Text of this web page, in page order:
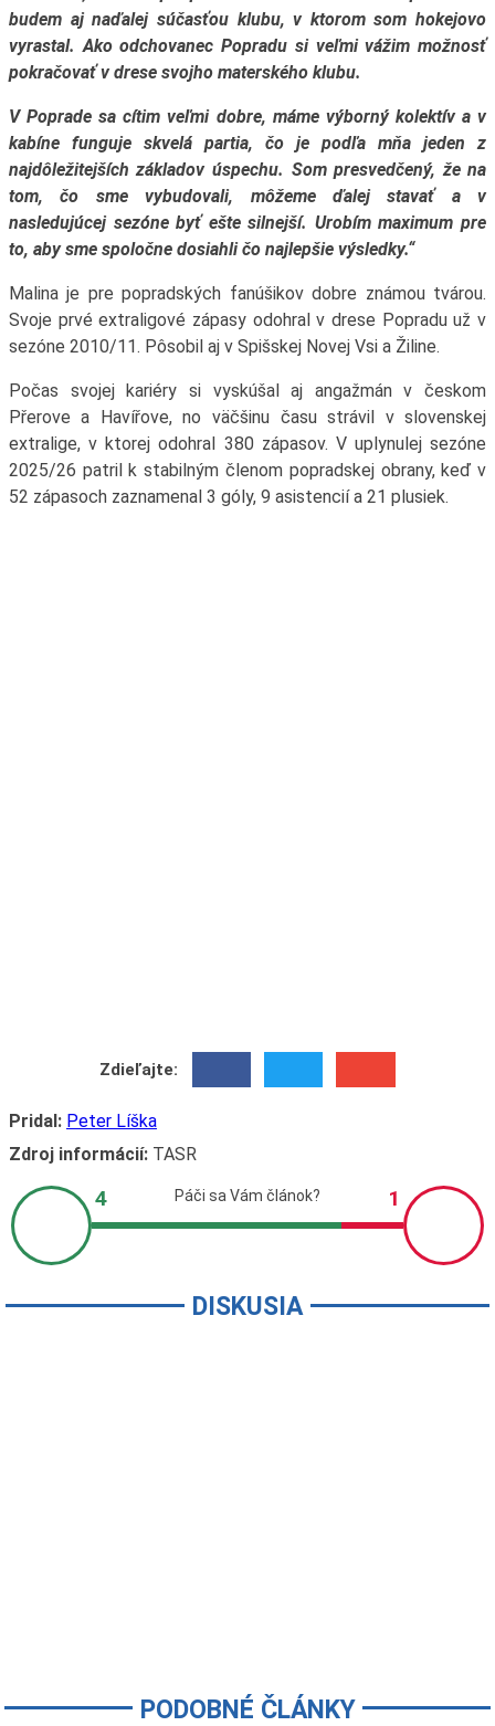
budem aj naďalej súčasťou klubu, v ktorom som hokejovo
vyrastal. Ako odchovanec Popradu si veľmi vážim možnosť
pokračovať v drese svojho materského klubu.
V Poprade sa cítim veľmi dobre, máme výborný kolektív a v
kabíne funguje skvelá partia, čo je podľa mňa jeden z
najdôležitejších základov úspechu. Som presvedčený, že na
tom, čo sme vybudovali, môžeme ďalej stavať a v
nasledujúcej sezóne byť ešte silnejší. Urobím maximum pre
to, aby sme spoločne dosiahli čo najlepšie výsledky.“
Malina je pre popradských fanúšikov dobre známou tvárou.
Svoje prvé extraligové zápasy odohral v drese Popradu už v
sezóne 2010/11. Pôsobil aj v Spišskej Novej Vsi a Žiline.
Počas svojej kariéry si vyskúšal aj angažmán v českom
Přerove a Havířove, no väčšinu času strávil v slovenskej
extralige, v ktorej odohral 380 zápasov. V uplynulej sezóne
2025/26 patril k stabilným členom popradskej obrany, keď v
52 zápasoch zaznamenal 3 góly, 9 asistencií a 21 plusiek.
Zdieľajte:
Pridal: Peter Líška
Zdroj informácií:TASR
DISKUSIA
PODOBNÉ ČLÁNKY